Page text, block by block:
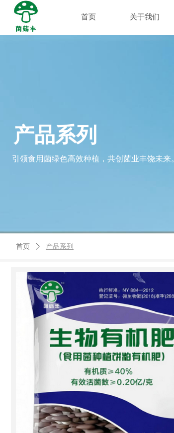
首页 关于我们
引领食用菌绿色高效种植，共创菌业丰饶未来。
产品系列
首页 ꄲ 产品系列